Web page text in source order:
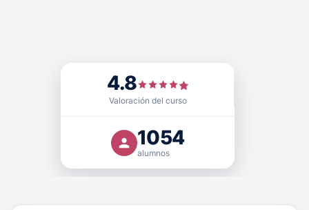
4.8
Valoración del curso
1054
alumnos
FUNDACIÓN PRL cuenta con el
Sello de Calidad
, otorgado por
Doctrina Qualitas (DQ)
de la seguridad y salud laboral, con validez